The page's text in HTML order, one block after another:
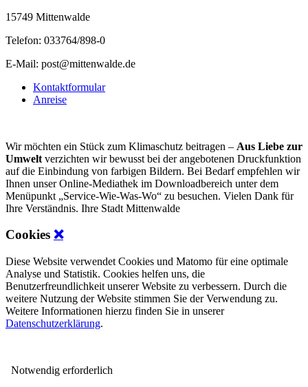
15749 Mittenwalde
Telefon: 033764/898-0
E-Mail: post@mittenwalde.de
Kontaktformular
Anreise
Wir möchten ein Stück zum Klimaschutz beitragen – Aus Liebe zur
Umwelt verzichten wir bewusst bei der angebotenen Druckfunktion
auf die Einbindung von farbigen Bildern. Bei Bedarf empfehlen wir
Ihnen unser Online-Mediathek im Downloadbereich unter dem
Menüpunkt „Service-Wie-Was-Wo“ zu besuchen. Vielen Dank für
Ihre Verständnis. Ihre Stadt Mittenwalde
Cookies ❌
Diese Website verwendet Cookies und Matomo für eine optimale
Analyse und Statistik. Cookies helfen uns, die
Benutzerfreundlichkeit unserer Website zu verbessern. Durch die
weitere Nutzung der Website stimmen Sie der Verwendung zu.
Weitere Informationen hierzu finden Sie in unserer
Datenschutzerklärung.
Notwendig erforderlich